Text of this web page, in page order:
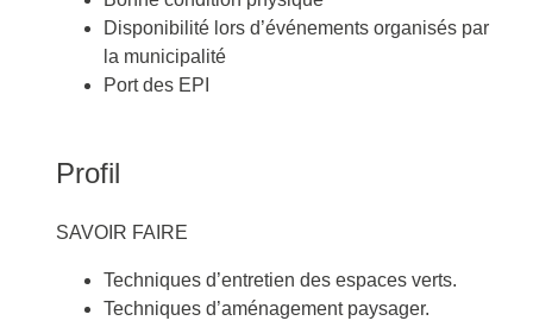
Disponibilité lors d’événements organisés par
la municipalité
Port des EPI
Profil
SAVOIR FAIRE
Techniques d’entretien des espaces verts.
Techniques d’aménagement paysager.